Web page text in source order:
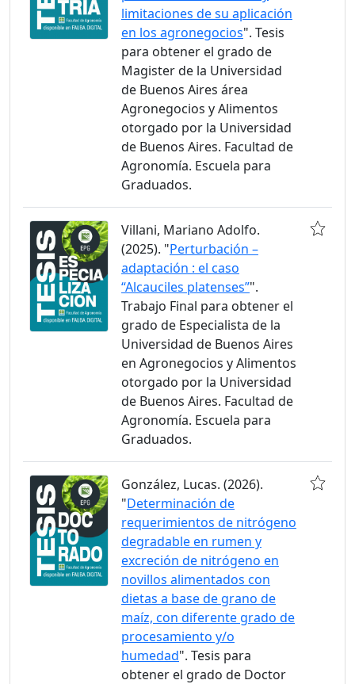
limitaciones de su aplicación
en los agronegocios". Tesis
para obtener el grado de
Magister de la Universidad
de Buenos Aires área
Agronegocios y Alimentos
otorgado por la Universidad
de Buenos Aires. Facultad de
Agronomía. Escuela para
Graduados.
Villani, Mariano Adolfo.
(2025). "Perturbación –
adaptación : el caso
“Alcauciles platenses”".
Trabajo Final para obtener el
grado de Especialista de la
Universidad de Buenos Aires
en Agronegocios y Alimentos
otorgado por la Universidad
de Buenos Aires. Facultad de
Agronomía. Escuela para
Graduados.
González, Lucas. (2026).
"Determinación de
requerimientos de nitrógeno
degradable en rumen y
excreción de nitrógeno en
novillos alimentados con
dietas a base de grano de
maíz, con diferente grado de
procesamiento y/o
humedad". Tesis para
obtener el grado de Doctor